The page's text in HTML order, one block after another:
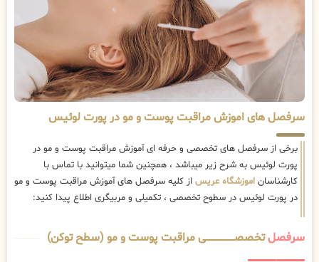
سرفصل های اموزش مراقبت پوست و مو در پورت لوئیس
برخی از سرفصل های تخصصی و حرفه ای آموزش مراقبت پوست و مو در
پورت لوئیس به شرح زیر میباشد ، همچنین شما میتوانید با تماس با
کارشناسان اموزشگاه عریس از کلیه سرفصل های آموزش مراقبت پوست و مو
در پورت لوئیس در سطوح تخصصی ، تکمیلی و مربیگری اطلاع پیدا کنید:
سرفصلتخصصــــــــــــــــــــی مراقبت پوست و مو (سطح توکن)